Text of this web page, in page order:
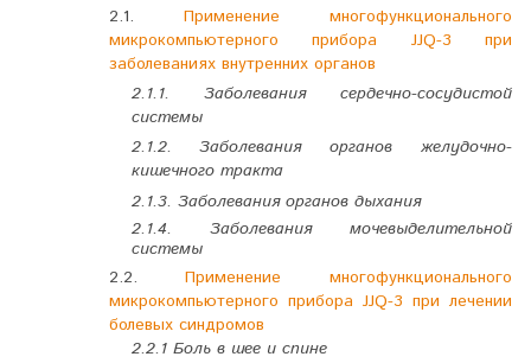
2.1. Применение многофункционального
микрокомпьютерного прибора JJQ-3 при
заболеваниях внутренних органов
2.1.1. Заболевания сердечно-сосудистой
системы
2.1.2. Заболевания органов желудочно-
кишечного тракта
2.1.3. Заболевания органов дыхания
2.1.4. Заболевания мочевыделительной
системы
2.2.Применение многофункционального
микрокомпьютерного прибора JJQ-3 при лечении
болевых синдромов
2.2.1 Боль в шее и спине